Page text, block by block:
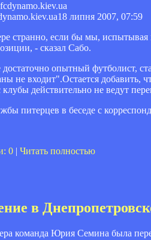
18 липня 2007, 07:59
странно, если бы мы,
- сказал Сабо.
опытный футболист,
не входит".Остается
действительно не ведут
питерцев в беседе с
0 | Читать полностью
в
команда Юрия Семина была